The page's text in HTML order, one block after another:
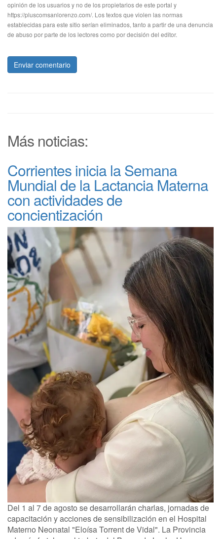
opinión de los usuarios y no de los propietarios de este portal y
https://pluscomsanlorenzo.com/. Los textos que violen las normas
establecidas para este sitio serían eliminados, tanto a partir de una denuncia
de abuso por parte de los lectores como por decisión del editor.
Enviar comentario
Más noticias:
Corrientes inicia la Semana
Mundial de la Lactancia Materna
con actividades de
concientización
Del 1 al 7 de agosto se desarrollarán charlas, jornadas de
capacitación y acciones de sensibilización en el Hospital
Materno Neonatal "Eloísa Torrent de Vidal". La Provincia